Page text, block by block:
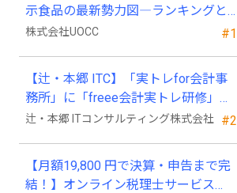
#1
示食品の最新勢力図―ランキングと
2025年4月以降の変化
株式会社UOCC
#2
【辻・本郷 ITC】「実トレfor会計事
務所」に「freee会計実トレ研修」を
新規追加
辻・本郷 ITコンサルティング株式会社
【月額19,800 円で決算・申告まで完
結！】オンライン税理士サービス